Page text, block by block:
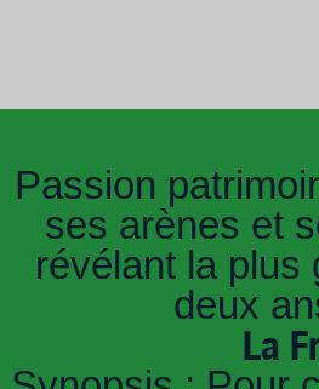
Passion
ses arènes et
révélant la plus
deux
La